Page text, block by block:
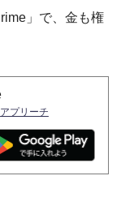
」で、金も権
アプリーチ